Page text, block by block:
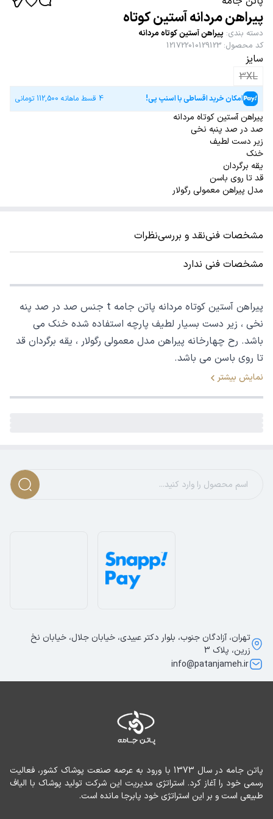
پیراهن مردانه آستین کوتاه
دسته بندی: پیراهن آستین کوتاه مردانه
کد محصول:
121722010129123
سایز
3XL
امکان خرید اقساطی با اسنپ پی! 4 قسط ماهانه 112,500 تومانی
پیراهن آستین کوتاه مردانه
صد در صد پنبه نخی
زیر دست لطیف
خنک
یقه برگردان
قد تا روی باسن
مدل پیراهن معمولی رگولار
مشخصات فنینقد و بررسینظرات
مشخصات فنی ندارد
پیراهن آستین کوتاه مردانه پاتن جامه t جنس صد در صد پنه
نخی ، زیر دست بسیار لطیف پارچه استفاده شده خنک می
باشد. رح چهارخانه پیراهن مدل معمولی رگولار ، یقه برگردان قد
تا روی باسن می باشد.
نمایش بیشتر
طبیعی است و بر این استراتژی خود پابرجا مانده است.
تهران، آزادگان جنوب، بلوار دکتر عبیدی، خیابان جلال، خیابان نخ
زرین، پلاک 3
info@patanjameh.ir